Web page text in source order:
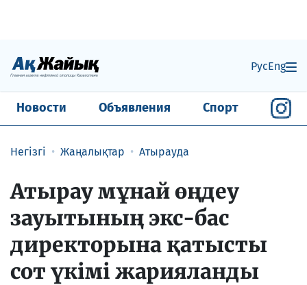
РусEng
Новости Объявления Спорт
Негізгі Жаңалықтар Атырауда
Атырау мұнай өңдеу
зауытының экс-бас
директорына қатысты
сот үкімі жарияланды